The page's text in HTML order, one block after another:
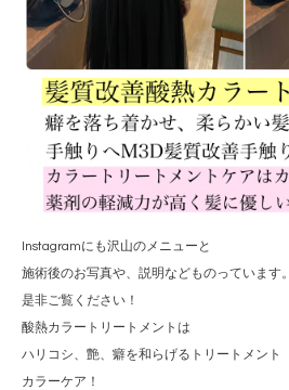
Instagramにも沢山のメニューと
施術後のお写真や、説明などものっています。
是非ご覧ください！
酸熱カラートリートメントは
ハリコシ、艶、癖を和らげるトリートメント
カラーケア！